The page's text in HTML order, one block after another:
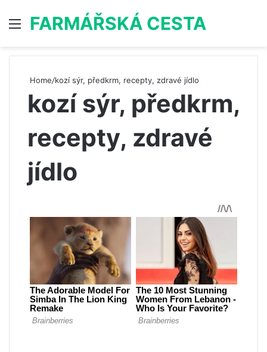
Menu
FARMÁŘSKÁ CESTA
Home/kozí sýr, předkrm, recepty, zdravé jídlo
kozí sýr, předkrm,
recepty, zdravé
jídlo